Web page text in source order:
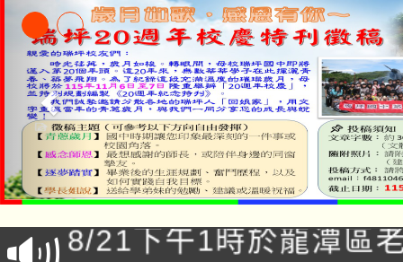
「本色祭」8/29、30在
場熱烈登場!
8/21下午1時於龍潭區